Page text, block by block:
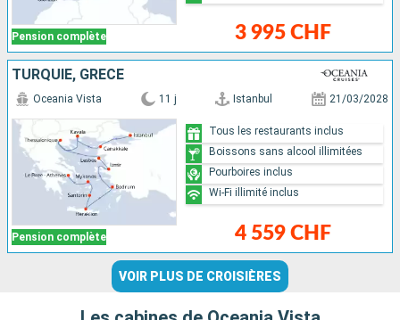
Pension complète 3 995 CHF
TURQUIE, GRÈCE
Pension complète
Oceania Vista 11 j Istanbul 21/03/2028
4 559 CHF
Tous les restaurants inclus
Boissons sans alcool illimitées
Pourboires inclus
Wi-Fi illimité inclus
VOIR PLUS DE CROISIÈRES